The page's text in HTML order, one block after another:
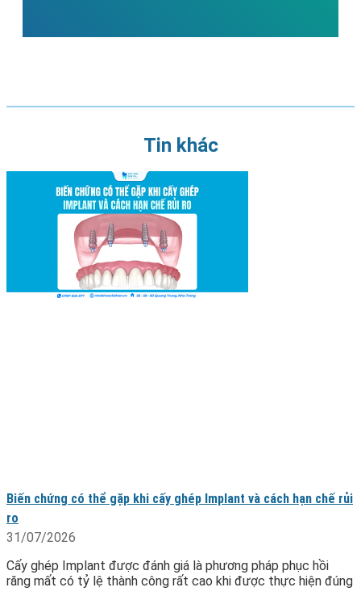
Tin khác
Biến chứng có thể gặp khi cấy ghép Implant và cách hạn chế rủi
ro
31/07/2026
Cấy ghép Implant được đánh giá là phương pháp phục hồi
răng mất có tỷ lệ thành công rất cao khi được thực hiện đúng